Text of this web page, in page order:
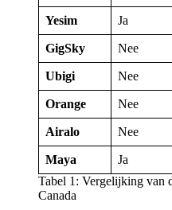
Yesim Ja
GigSky Nee
Ubigi Nee
Orange Nee
Airalo Nee
Maya Ja
Tabel 1: Vergelijking van
Canada